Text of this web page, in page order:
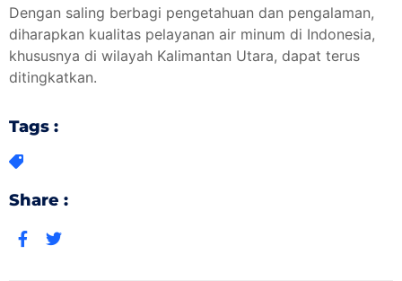
Dengan saling berbagi pengetahuan dan pengalaman,
diharapkan kualitas pelayanan air minum di Indonesia,
khususnya di wilayah Kalimantan Utara, dapat terus
ditingkatkan.
Tags :
Share :